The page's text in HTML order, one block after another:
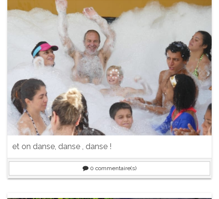
et on danse, danse , danse !
0 commentaire(s)